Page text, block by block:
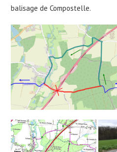
balisage de Compostelle.